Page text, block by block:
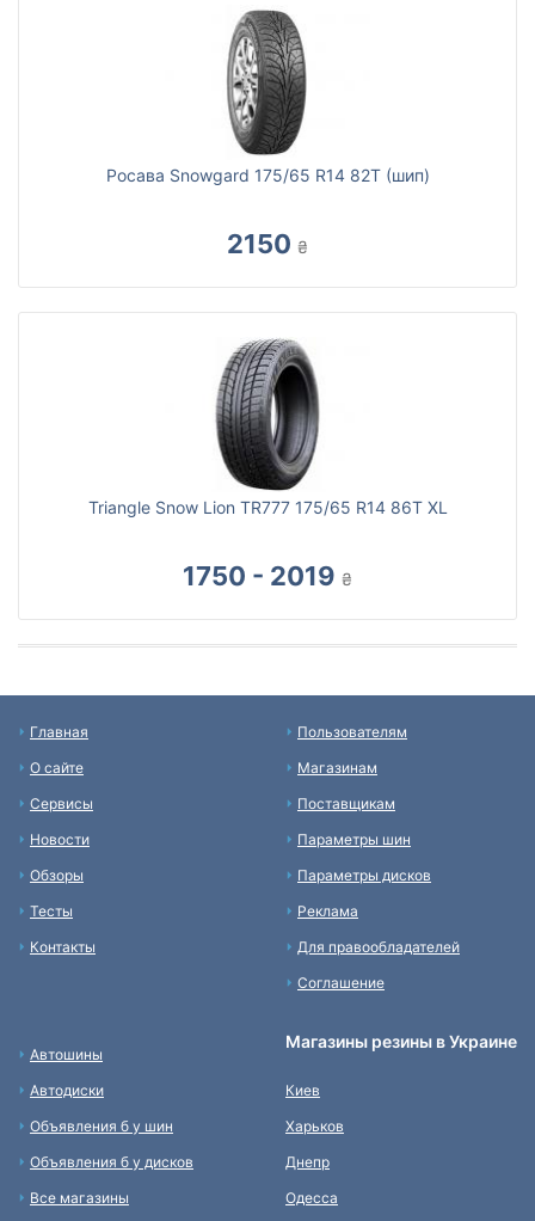
Росава Snowgard 175/65 R14 82T (шип)
2150 ₴
Triangle Snow Lion TR777 175/65 R14 86T XL
1750 - 2019 ₴
Главная
О сайте
Сервисы
Новости
Обзоры
Тесты
Контакты
Пользователям
Магазинам
Поставщикам
Параметры шин
Параметры дисков
Реклама
Для правообладателей
Соглашение
Автошины
Автодиски
Объявления б у шин
Объявления б у дисков
Все магазины
Магазины резины в Украине
Киев
Харьков
Днепр
Одесса